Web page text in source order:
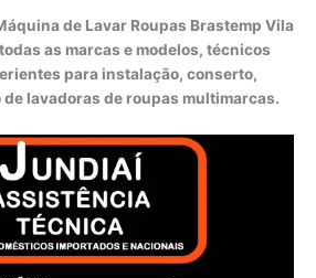
de Lavar Roupas Brastemp Vila
as marcas e modelos, técnicos
para instalação, conserto,
lavadoras de roupas multimarcas.